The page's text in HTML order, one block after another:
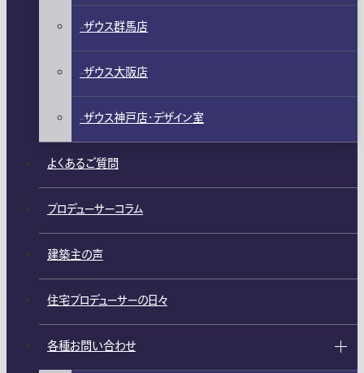
ザウス群馬店
ザウス大阪店
ザウス神戸店・デザイン室
よくあるご質問
プロデューサーコラム
建築主の声
住宅プロデューサーの日々
各種お問い合わせ